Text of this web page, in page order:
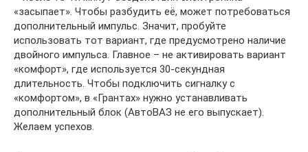
«засыпает». Чтобы разбудить её, может потребоваться
дополнительный импульс. Значит, пробуйте
использовать тот вариант, где предусмотрено наличие
двойного импульса. Главное – не активировать вариант
«комфорт», где используется 30-секундная
длительность. Чтобы подключить сигналку с
«комфортом», в «Грантах» нужно устанавливать
дополнительный блок (АвтоВАЗ не его выпускает).
Желаем успехов.